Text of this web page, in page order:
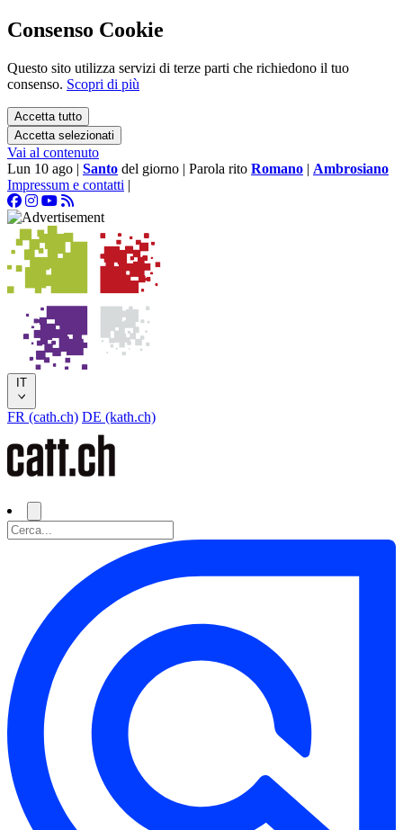
Consenso Cookie
Questo sito utilizza servizi di terze parti che richiedono il tuo
consenso. Scopri di più
Accetta tutto
Accetta selezionati
Vai al contenuto
Lun 10 ago | Santo del giorno | Parola rito Romano | Ambrosiano
Impressum e contatti |
IT
FR (cath.ch) DE (kath.ch)